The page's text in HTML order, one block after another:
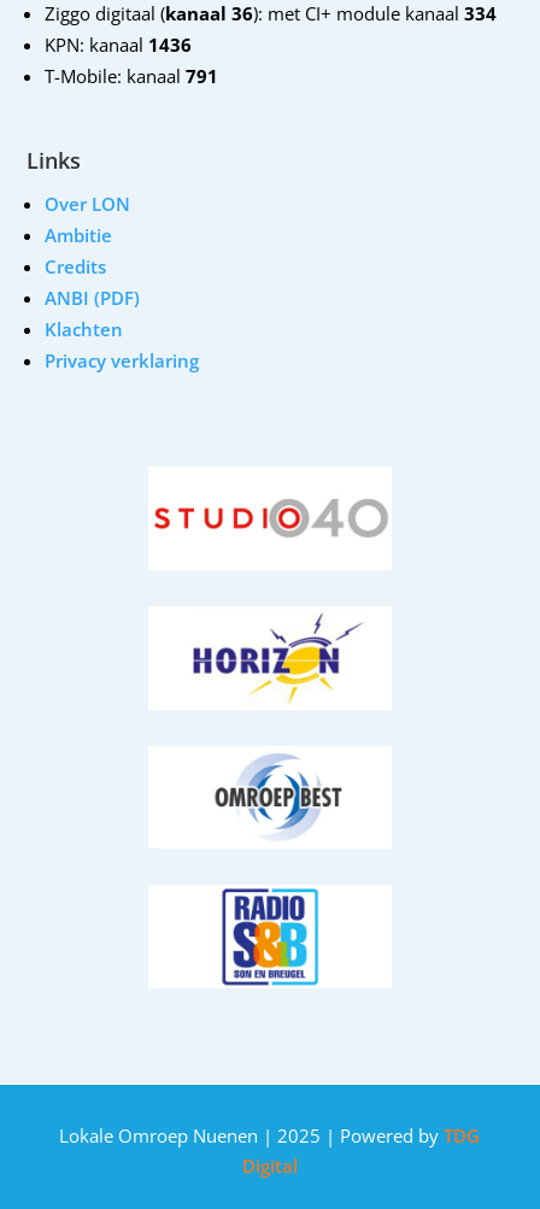
Ziggo digitaal (kanaal 36): met CI+ module kanaal 334
KPN: kanaal 1436
T-Mobile: kanaal791
Links
Over LON
Ambitie
Credits
ANBI (PDF)
Klachten
Privacy verklaring
Lokale Omroep Nuenen | 2025 | Powered by TDG
Digital